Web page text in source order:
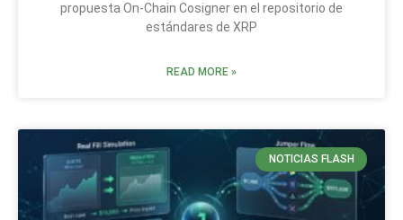
propuesta On-Chain Cosigner en el repositorio de
estándares de XRP
READ MORE »
NOTICIAS FLASH